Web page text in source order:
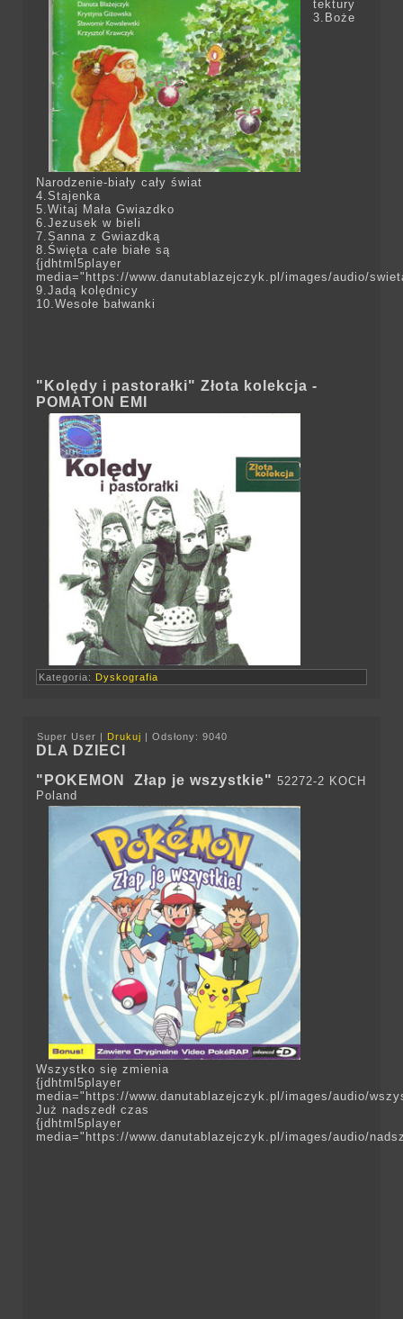
tektury
3.Boże
Narodzenie-biały cały świat
4.Stajenka
5.Witaj Mała Gwiazdko
6.Jezusek w bieli
7.Sanna z Gwiazdką
8.Święta całe białe są
{jdhtml5player
media="https://www.danutablazejczyk.pl/images/audio/
9.Jadą kolędnicy
10.Wesołe bałwanki
"Kolędy i pastorałki" Złota kolekcja -
POMATON EMI
Kategoria: Dyskografia
Super User | Drukuj |Odsłony: 9040
DLA DZIECI
"POKEMON Złap je wszystkie" 52272-2 KOCH
Poland
Wszystko się zmienia
{jdhtml5player
media="https://www.danutablazejczyk.pl/images/audio/
Już nadszedł czas
{jdhtml5player
media="https://www.danutablazejczyk.pl/images/audio/